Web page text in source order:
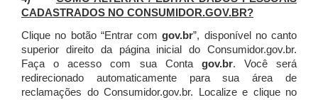
CADASTRADOS NO CONSUMIDOR.GOV.BR?
Clique no botão “Entrar comgov.br”, disponível no canto
superior direito da página inicial do Consumidor.gov.br.
Faça o acesso com sua Conta gov.br. Você será
redirecionado automaticamente para sua área de
reclamações do Consumidor.gov.br.
Localize e clique no